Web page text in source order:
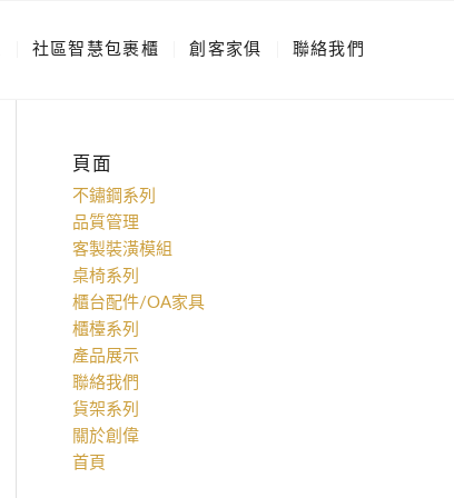
社區智慧包裹櫃 創客家俱 聯絡我們
頁面
不鏽鋼系列
品質管理
客製裝潢模組
桌椅系列
櫃台配件/OA家具
櫃檯系列
產品展示
聯絡我們
貨架系列
關於創偉
首頁